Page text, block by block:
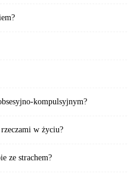
kompulsyjnym?
w życiu?
ze strachem?